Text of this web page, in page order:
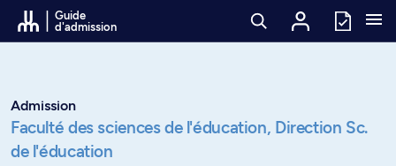
Passer au contenu
Guide
d'admission
Admission
Faculté des sciences de l'éducation, Direction Sc.
de l'éducation